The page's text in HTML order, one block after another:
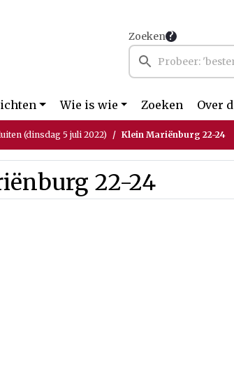
Zoeken
Wie is wie Zoeken Over
(dinsdag 5 juli 2022) Klein Mariënburg 22-24
22-24